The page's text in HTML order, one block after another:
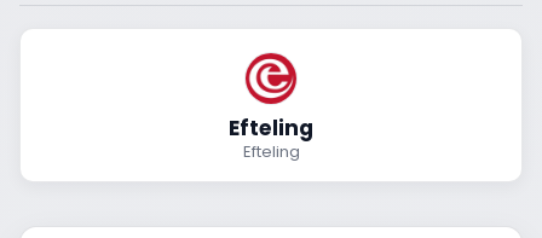
Efteling
Efteling